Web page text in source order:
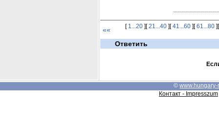
«« [ 1...20][21...40][41...60][61...80
Ответить
© www.hungary-
Контакт - Impresszum